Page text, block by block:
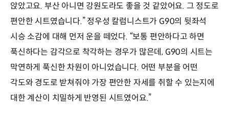
앉았고요. 부산 아니면 강원도라도 좋을 것 같았어요. 그 정도로
편안한 시트였습니다.” 정우성 칼럼니스트가 G90의 뒷좌석
시승 소감에 대해 먼저 운을 떼었다. “보통 편안하다고 하면
푹신하다는 감각으로 착각하는 경우가 많은데, G90의 시트는
막연하게 푹신한 차원이 아니었습니다. 어떤 부분을 어떤
각도와 경도로 받쳐줘야 가장 편안한 자세를 취할 수 있는지에
대한 계산이 치밀하게 반영된 시트였어요.”